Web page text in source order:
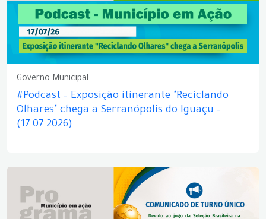
Governo Municipal
#Podcast – Exposição itinerante "Reciclando
Olhares" chega a Serranópolis do Iguaçu –
(17.07.2026)